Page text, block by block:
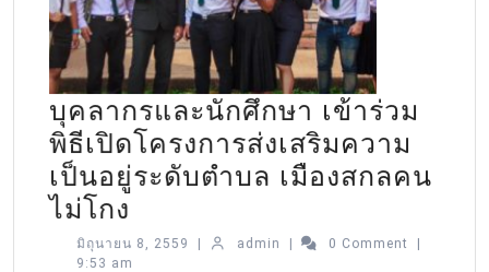
บุคลากรและนักศึกษา เข้าร่วม
พิธีเปิดโครงการส่งเสริมความ
เป็นอยู่ระดับตำบล เมืองสกลคน
ไม่โกง
มิถุนายน 8, 2559 | admin | 0 Comment
|
9:53 am